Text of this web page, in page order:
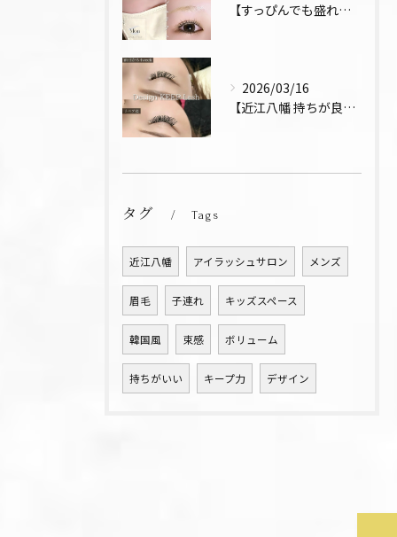
【すっぴんでも盛れるまつ毛 まつパ 近江八幡 上下パーマ】
2026/03/16
【近江八幡 持ちが良い お得 マツエク リペア デザインキー...
タグ Tags
近江八幡 アイラッシュサロン メンズ
眉毛 子連れ キッズスペース
韓国風 束感 ボリューム
持ちがいい キープ力 デザイン